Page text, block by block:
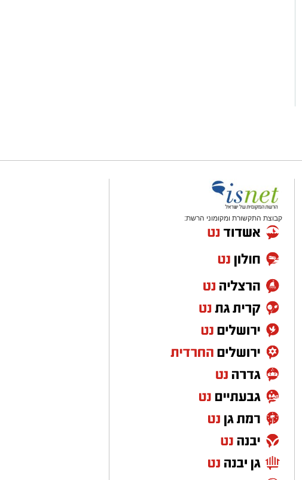
קבוצת התקשורת ומקומוני הרשת: